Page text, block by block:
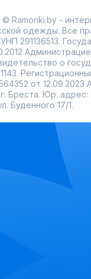
Ramonki.by -
одежды. Все
291136513.
о
от 12.09.2023
Бреста. Юр. адрес:
Буденного 17/1.